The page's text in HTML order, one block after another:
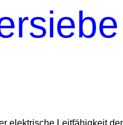
elektrische Leitfähigkeit